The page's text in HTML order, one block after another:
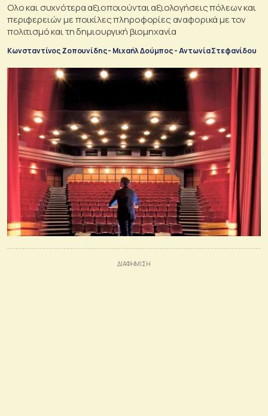
Ολο και συχνότερα αξιοποιούνται αξιολογήσεις πόλεων και
περιφερειών με ποικίλες πληροφορίες αναφορικά με τον
πολιτισμό και τη δημιουργική βιομηχανία
Κωνσταντίνος Ζοπουνίδης - Μιχαήλ Δούμπος - Αντωνία Στεφανίδου